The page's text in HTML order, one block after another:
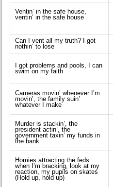
Ventin’ in the safe house,
ventin’ in the safe house
Can I vent all my truth? I got
nothin’ to lose
I got problems and pools, I can
swim on my faith
Cameras movin’ whenever I’m
movin’, the family suin’
whatever I make
Murder is stackin’, the
president actin’, the
government taxin’ my funds in
the bank
Homies attracting the feds
when I’m bracking, look at my
reaction, my pupils on skates
(Hold up, hold up)